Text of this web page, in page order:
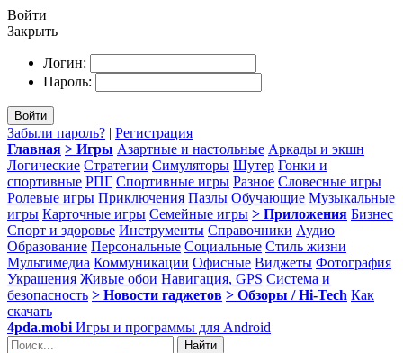
Войти
Закрыть
Логин:
Пароль:
Войти
Забыли пароль? | Регистрация
Главная > Игры Азартные и настольные Аркады и экшн
Логические Стратегии Симуляторы Шутер Гонки и
спортивные РПГ Спортивные игры Разное Словесные игры
Ролевые игры Приключения Пазлы Обучающие Музыкальные
игры Карточные игры Семейные игры > Приложения Бизнес
Спорт и здоровье Инструменты Справочники Аудио
Образование Персональные Социальные Стиль жизни
Мультимедиа Коммуникации Офисные Виджеты Фотография
Украшения Живые обои Навигация, GPS Система и
безопасность > Новости гаджетов > Обзоры / Hi-Tech Как
скачать
4pda.mobi Игры и программы для Android
Найти